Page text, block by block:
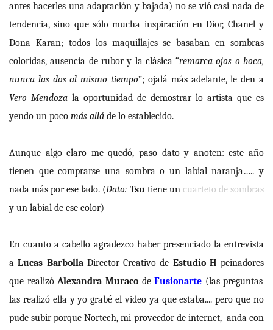
antes hacerles una adaptación y bajada) no se vió casi nada de
tendencia, sino que sólo mucha inspiración en Dior, Chanel y
Dona Karan; todos los maquillajes se basaban en sombras
coloridas, ausencia de rubor y la clásica “remarca ojos o boca,
nunca las dos al mismo tiempo”; ojalá más adelante, le den a
Vero Mendoza la oportunidad de demostrar lo artista que es
yendo un poco más allá de lo establecido.
Aunque algo claro me quedó, paso dato y anoten: este año
tienen que comprarse una sombra o un labial naranja….. y
nada más por ese lado. (Dato: Tsutiene un cuarteto de sombras
y un labial de ese color)
En cuanto a cabello agradezco haber presenciado la entrevista
aLucas BarbollaDirector Creativo de Estudio H peinadores
que realizóAlexandra MuracodeFusionarte (las preguntas
las realizó ella y yo grabé el video ya que estaba.... pero que no
pude subir porque Nortech, mi proveedor de internet, anda con